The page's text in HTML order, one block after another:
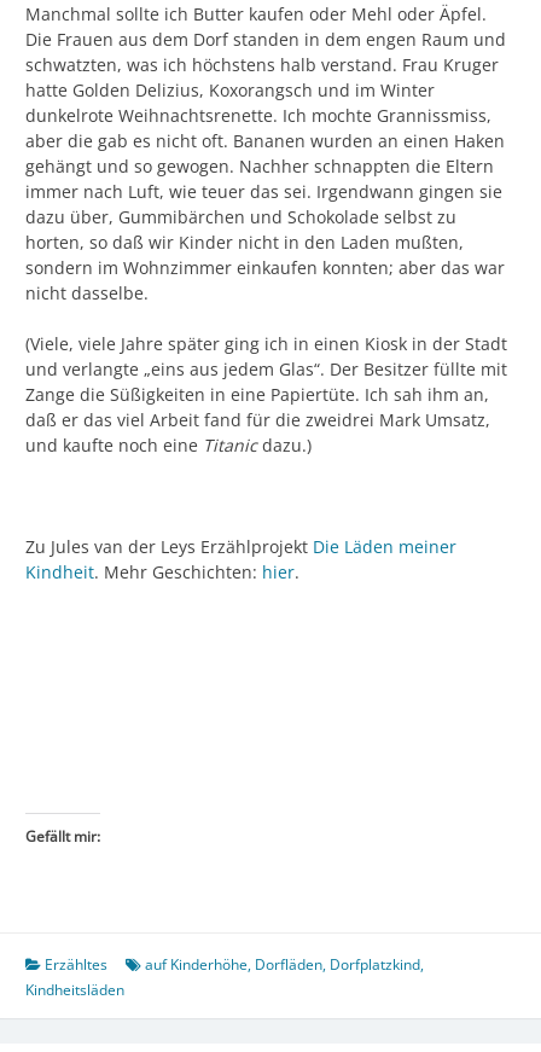
Manchmal sollte ich Butter kaufen oder Mehl oder Äpfel.
Die Frauen aus dem Dorf standen in dem engen Raum und
schwatzten, was ich höchstens halb verstand. Frau Kruger
hatte Golden Delizius, Koxorangsch und im Winter
dunkelrote Weihnachtsrenette. Ich mochte Grannissmiss,
aber die gab es nicht oft. Bananen wurden an einen Haken
gehängt und so gewogen. Nachher schnappten die Eltern
immer nach Luft, wie teuer das sei. Irgendwann gingen sie
dazu über, Gummibärchen und Schokolade selbst zu
horten, so daß wir Kinder nicht in den Laden mußten,
sondern im Wohnzimmer einkaufen konnten; aber das war
nicht dasselbe.
(Viele, viele Jahre später ging ich in einen Kiosk in der Stadt
und verlangte „eins aus jedem Glas“. Der Besitzer füllte mit
Zange die Süßigkeiten in eine Papiertüte. Ich sah ihm an,
daß er das viel Arbeit fand für die zweidrei Mark Umsatz,
und kaufte noch eine Titanicdazu.)
Zu Jules van der Leys Erzählprojekt Die Läden meiner
Kindheit. Mehr Geschichten: hier.
Gefällt mir:
Erzähltes auf Kinderhöhe, Dorfläden, Dorfplatzkind,
Kindheitsläden